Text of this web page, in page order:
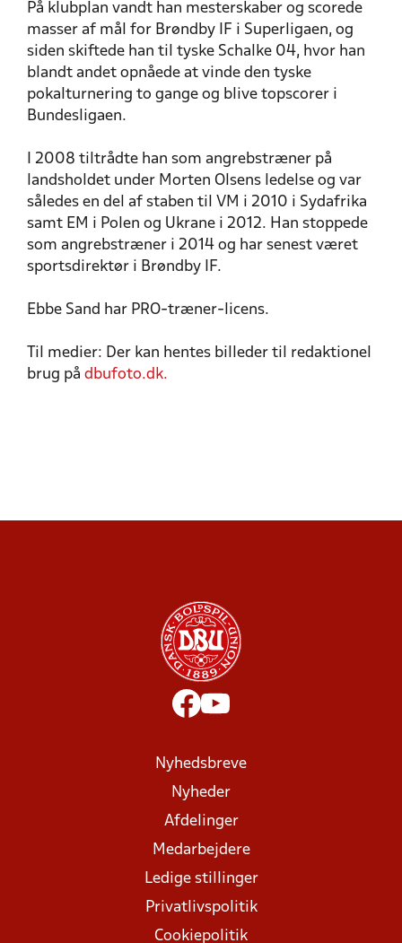
På klubplan vandt han mesterskaber og scorede
masser af mål for Brøndby IF i Superligaen, og
siden skiftede han til tyske Schalke 04, hvor han
blandt andet opnåede at vinde den tyske
pokalturnering to gange og blive topscorer i
Bundesligaen.
I 2008 tiltrådte han som angrebstræner på
landsholdet under Morten Olsens ledelse og var
således en del af staben til VM i 2010 i Sydafrika
samt EM i Polen og Ukrane i 2012. Han stoppede
som angrebstræner i 2014 og har senest været
sportsdirektør i Brøndby IF.
Ebbe Sand har PRO-træner-licens.
Til medier: Der kan hentes billeder til redaktionel
brug på dbufoto.dk.
Nyhedsbreve
Nyheder
Afdelinger
Medarbejdere
Ledige stillinger
Privatlivspolitik
Cookiepolitik